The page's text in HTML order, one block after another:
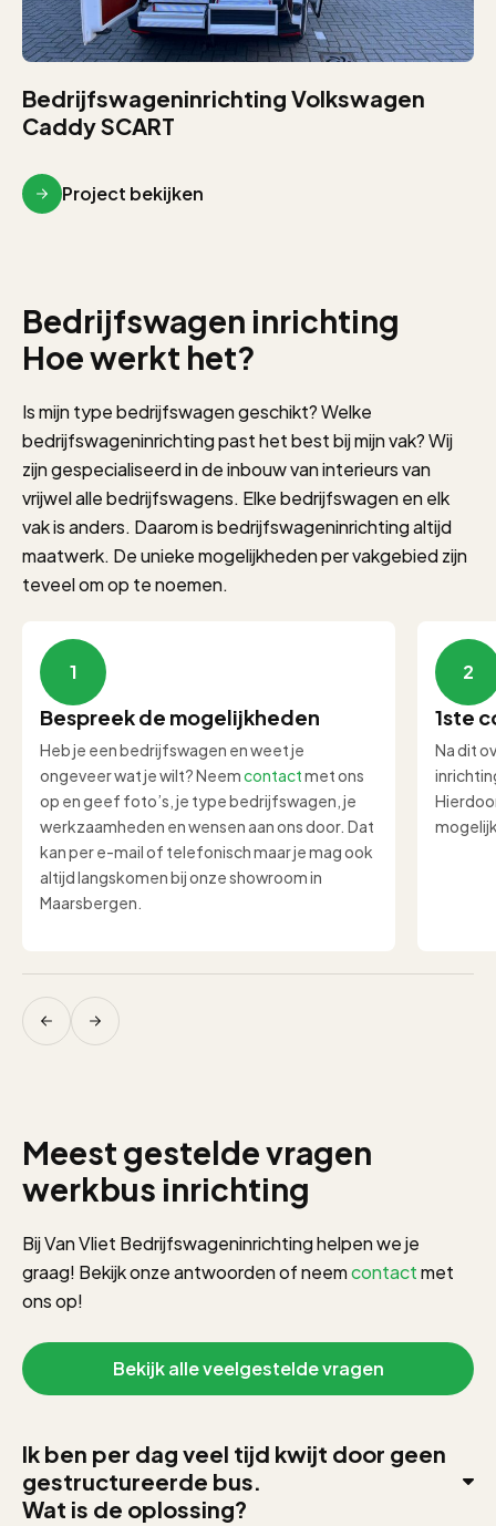
Bedrijfswageninrichting Volkswagen
Caddy SCART
Project bekijken
Bedrijfswagen inrichting
Hoe werkt het?
Is mijn type bedrijfswagen geschikt? Welke
bedrijfswageninrichting past het best bij mijn vak? Wij
zijn gespecialiseerd in de inbouw van interieurs van
vrijwel alle bedrijfswagens. Elke bedrijfswagen en elk
vak is anders. Daarom is bedrijfswageninrichting altijd
maatwerk. De unieke mogelijkheden per vakgebied zijn
teveel om op te noemen.
1
Bespreek de mogelijkheden
Heb je een bedrijfswagen en weet je
ongeveer wat je wilt? Neemcontactmet ons
op en geef foto’s, je type bedrijfswagen, je
werkzaamheden en wensen aan ons door. Dat
kan per e-mail of telefonisch maar je mag ook
altijd langskomen bij onze showroom in
Maarsbergen.
2
1ste
Na dit
Meest gestelde vragen
werkbus inrichting
Bij Van Vliet Bedrijfswageninrichting helpen we je
graag! Bekijk onze antwoorden of neemcontactmet
ons op!
Bekijk alle veelgestelde vragen
Ik ben per dag veel tijd kwijt door geen
gestructureerde bus.
Wat is de oplossing?